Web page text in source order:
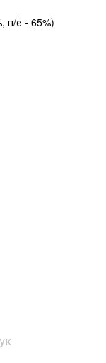
п/е - 65%)